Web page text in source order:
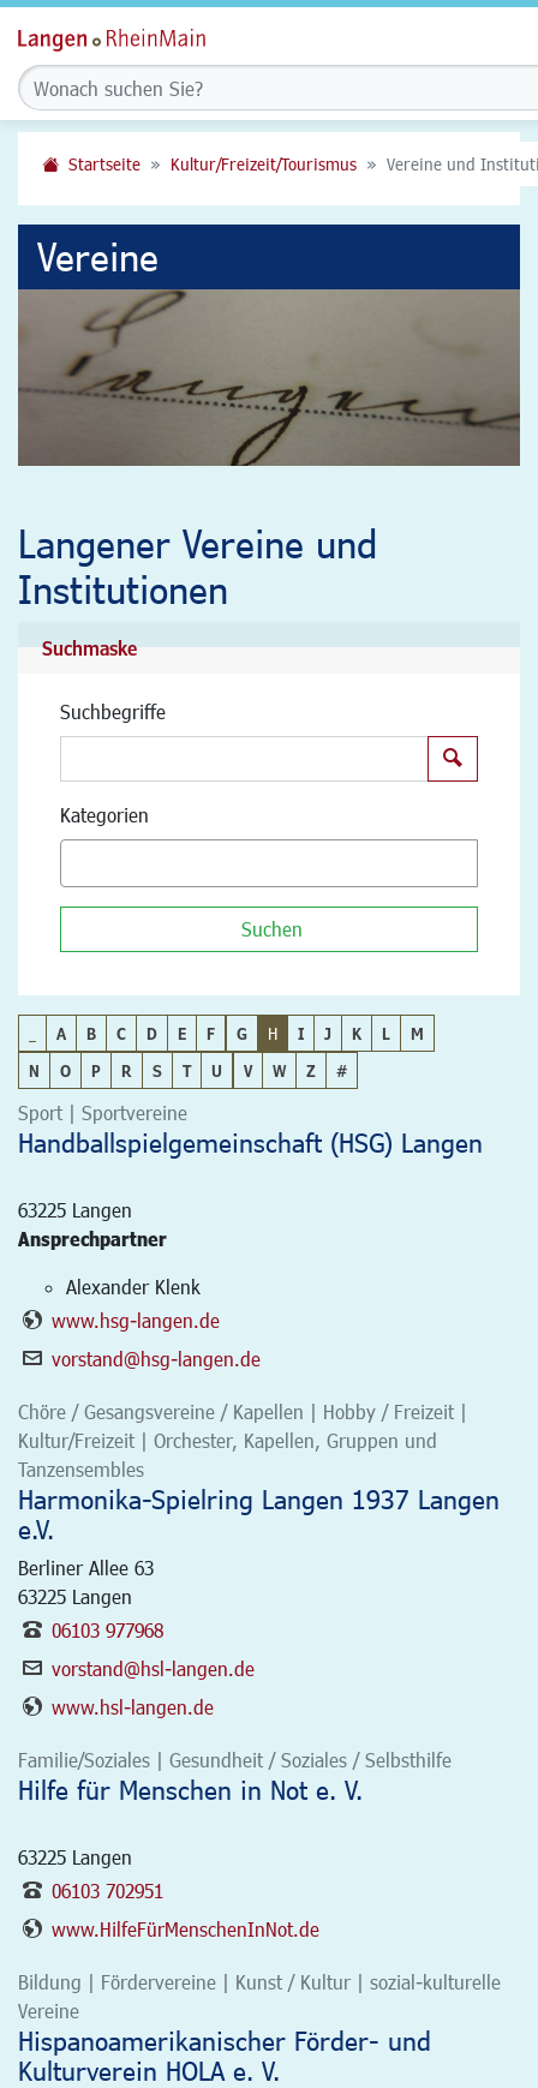
Startseite Kultur/Freizeit/Tourismus Vereine und
Vereine
Langener Vereine und
Institutionen
Suchmaske
Suchbegriffe
Kategorien
Suchen
A B C D E F G H I J K L
M
N
O P R S T U V W Z #
Sport | Sportvereine
Handballspielgemeinschaft (HSG) Langen
63225 Langen
Ansprechpartner
Alexander Klenk
www.hsg-langen.de
vorstand@hsg-langen.de
Chöre / Gesangsvereine / Kapellen | Hobby / Freizeit |
Kultur/Freizeit | Orchester, Kapellen, Gruppen und
Tanzensembles
Harmonika-Spielring Langen 1937 Langen
e.V.
Berliner Allee 63
63225 Langen
06103 977968
vorstand@hsl-langen.de
www.hsl-langen.de
Familie/Soziales | Gesundheit / Soziales / Selbsthilfe
Hilfe für Menschen in Not e. V.
63225 Langen
06103 702951
www.HilfeFürMenschenInNot.de
Bildung | Fördervereine | Kunst / Kultur | sozial-kulturelle
Vereine
Hispanoamerikanischer Förder- und
Kulturverein HOLA e. V.